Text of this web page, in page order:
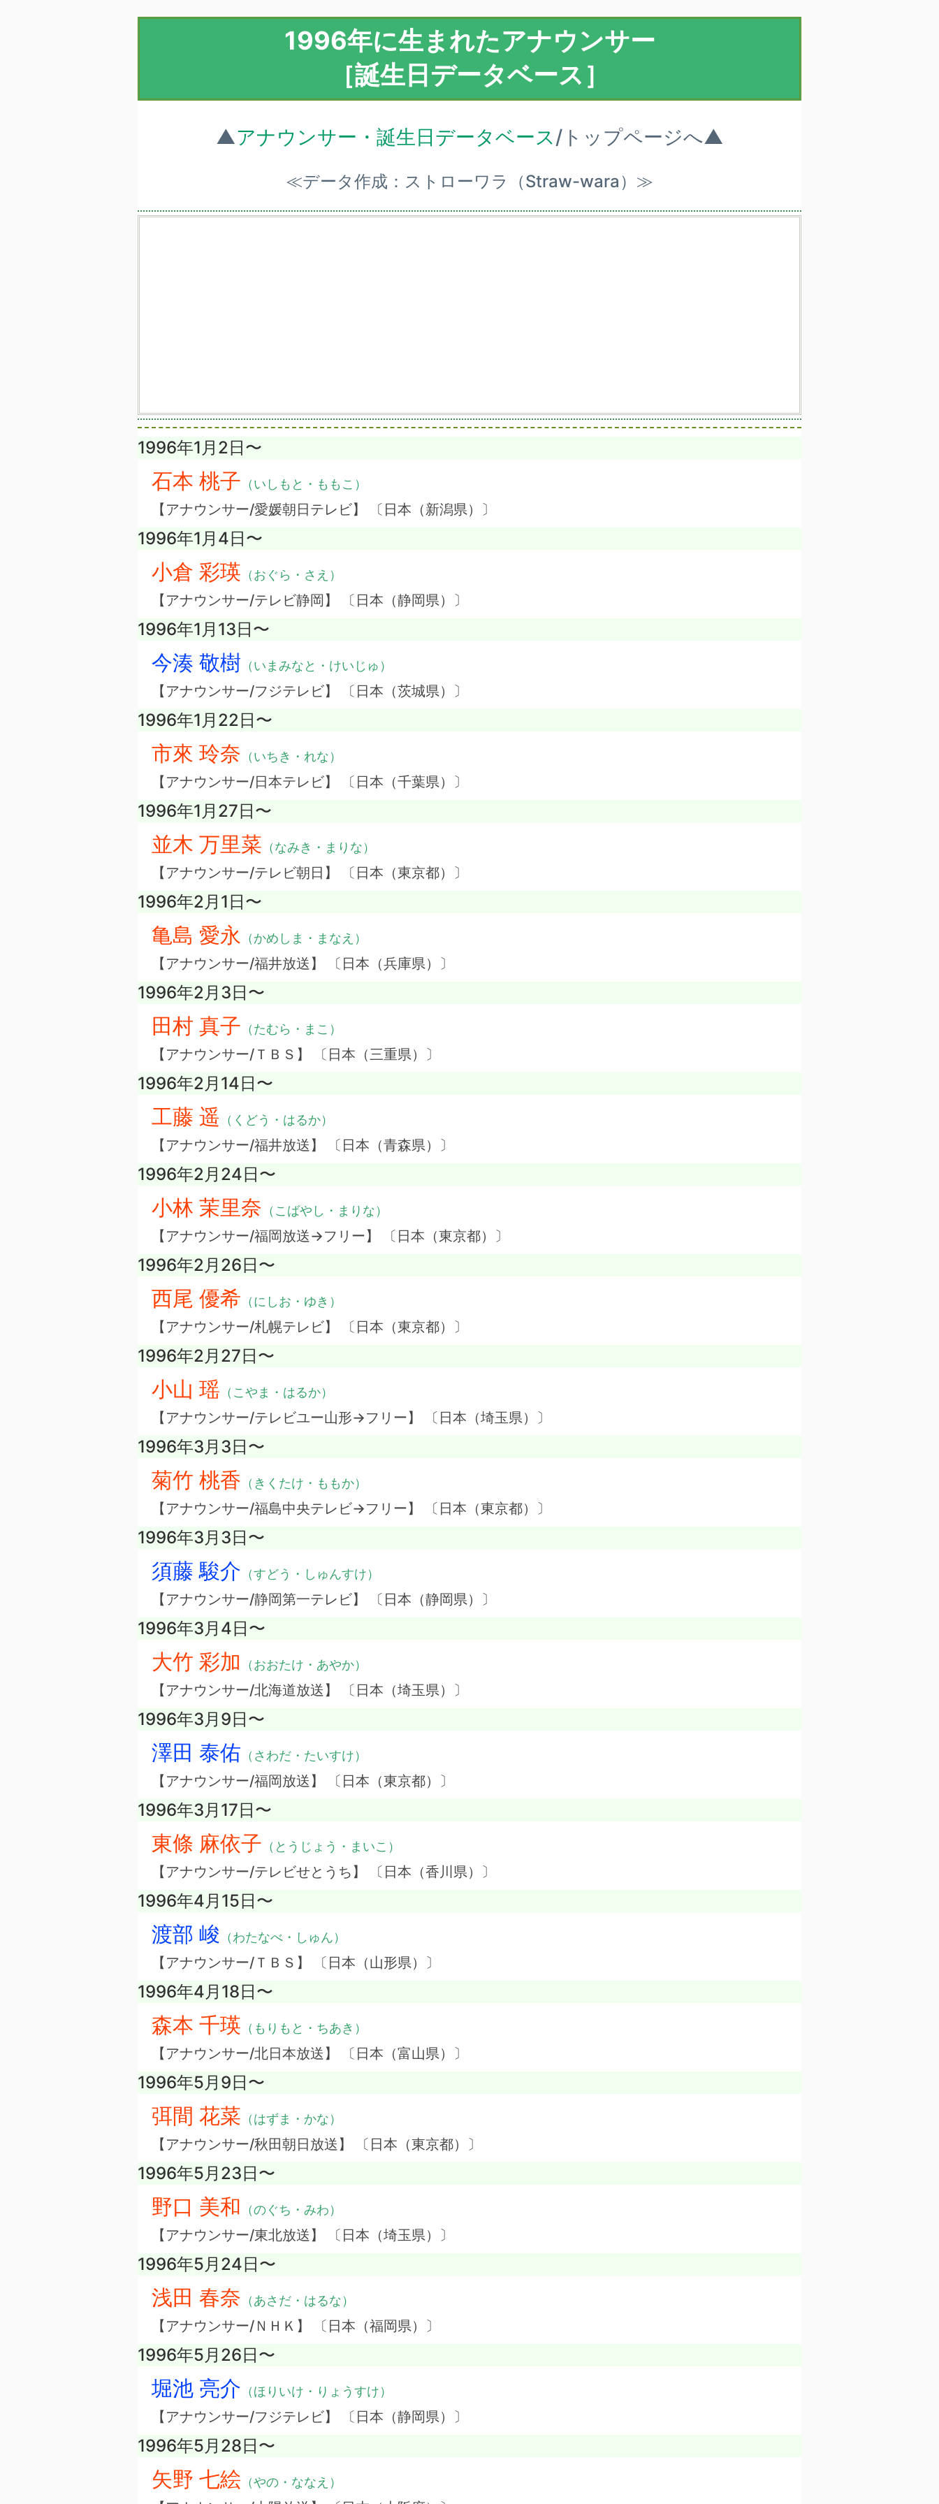
1996年に生まれたアナウンサー
［誕生日データベース］
▲アナウンサー・誕生日データベース/トップページへ▲
≪データ作成：ストローワラ（Straw-wara）≫
1996年1月2日〜
石本 桃子 （いしもと・ももこ）
【アナウンサー/愛媛朝日テレビ】 〔日本（新潟県）〕
1996年1月4日〜
小倉 彩瑛 （おぐら・さえ）
【アナウンサー/テレビ静岡】 〔日本（静岡県）〕
1996年1月13日〜
今湊 敬樹 （いまみなと・けいじゅ）
【アナウンサー/フジテレビ】 〔日本（茨城県）〕
1996年1月22日〜
市來 玲奈 （いちき・れな）
【アナウンサー/日本テレビ】 〔日本（千葉県）〕
1996年1月27日〜
並木 万里菜 （なみき・まりな）
【アナウンサー/テレビ朝日】 〔日本（東京都）〕
1996年2月1日〜
亀島 愛永 （かめしま・まなえ）
【アナウンサー/福井放送】 〔日本（兵庫県）〕
1996年2月3日〜
田村 真子 （たむら・まこ）
【アナウンサー/ＴＢＳ】 〔日本（三重県）〕
1996年2月14日〜
工藤 遥 （くどう・はるか）
【アナウンサー/福井放送】 〔日本（青森県）〕
1996年2月24日〜
小林 茉里奈 （こばやし・まりな）
【アナウンサー/福岡放送→フリー】 〔日本（東京都）〕
1996年2月26日〜
西尾 優希 （にしお・ゆき）
【アナウンサー/札幌テレビ】 〔日本（東京都）〕
1996年2月27日〜
小山 瑶 （こやま・はるか）
【アナウンサー/テレビユー山形→フリー】 〔日本（埼玉県）〕
1996年3月3日〜
菊竹 桃香 （きくたけ・ももか）
【アナウンサー/福島中央テレビ→フリー】 〔日本（東京都）〕
1996年3月3日〜
須藤 駿介 （すどう・しゅんすけ）
【アナウンサー/静岡第一テレビ】 〔日本（静岡県）〕
1996年3月4日〜
大竹 彩加 （おおたけ・あやか）
【アナウンサー/北海道放送】 〔日本（埼玉県）〕
1996年3月9日〜
澤田 泰佑 （さわだ・たいすけ）
【アナウンサー/福岡放送】 〔日本（東京都）〕
1996年3月17日〜
東條 麻依子 （とうじょう・まいこ）
【アナウンサー/テレビせとうち】 〔日本（香川県）〕
1996年4月15日〜
渡部 峻 （わたなべ・しゅん）
【アナウンサー/ＴＢＳ】 〔日本（山形県）〕
1996年4月18日〜
森本 千瑛 （もりもと・ちあき）
【アナウンサー/北日本放送】 〔日本（富山県）〕
1996年5月9日〜
弭間 花菜 （はずま・かな）
【アナウンサー/秋田朝日放送】 〔日本（東京都）〕
1996年5月23日〜
野口 美和 （のぐち・みわ）
【アナウンサー/東北放送】 〔日本（埼玉県）〕
1996年5月24日〜
浅田 春奈 （あさだ・はるな）
【アナウンサー/ＮＨＫ】 〔日本（福岡県）〕
1996年5月26日〜
堀池 亮介 （ほりいけ・りょうすけ）
【アナウンサー/フジテレビ】 〔日本（静岡県）〕
1996年5月28日〜
矢野 七絵 （やの・ななえ）